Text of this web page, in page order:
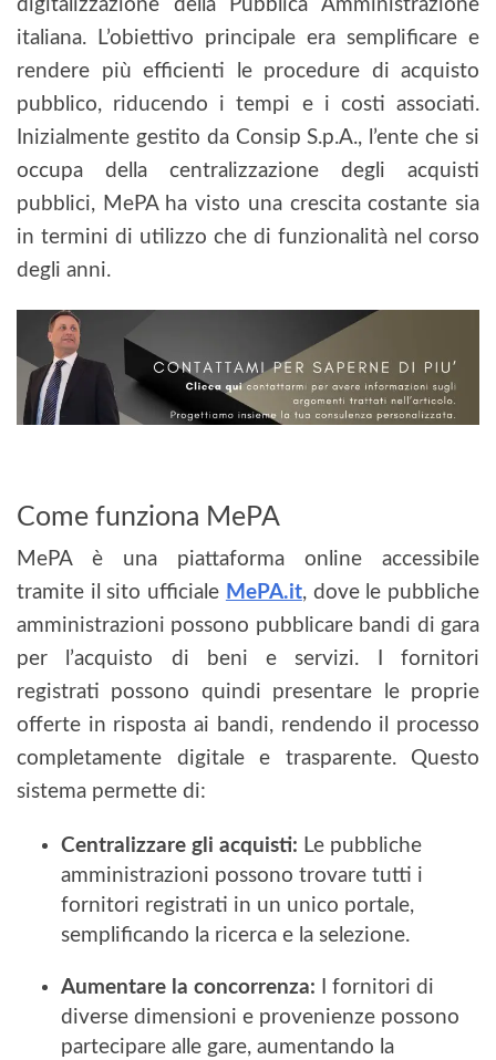
digitalizzazione della Pubblica Amministrazione
italiana. L’obiettivo principale era semplificare e
rendere più efficienti le procedure di acquisto
pubblico, riducendo i tempi e i costi associati.
Inizialmente gestito da Consip S.p.A., l’ente che si
occupa della centralizzazione degli acquisti
pubblici, MePA ha visto una crescita costante sia
in termini di utilizzo che di funzionalità nel corso
degli anni.
Come funziona MePA
MePA è una piattaforma online accessibile
tramite il sito ufficiale MePA.it, dove le pubbliche
amministrazioni possono pubblicare bandi di gara
per l’acquisto di beni e servizi. I fornitori
registrati possono quindi presentare le proprie
offerte in risposta ai bandi, rendendo il processo
completamente digitale e trasparente. Questo
sistema permette di:
Centralizzare gli acquisti: Le pubbliche
amministrazioni possono trovare tutti i
fornitori registrati in un unico portale,
semplificando la ricerca e la selezione.
Aumentare la concorrenza: I fornitori di
diverse dimensioni e provenienze possono
partecipare alle gare, aumentando la